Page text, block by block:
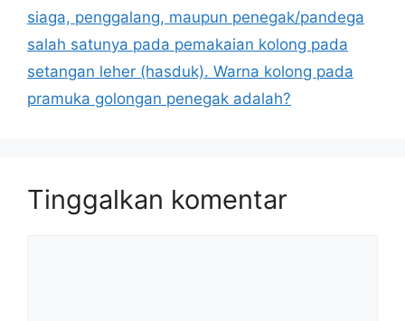
siaga, penggalang, maupun penegak/pandega
salah satunya pada pemakaian kolong pada
setangan leher (hasduk). Warna kolong pada
pramuka golongan penegak adalah?
Tinggalkan komentar